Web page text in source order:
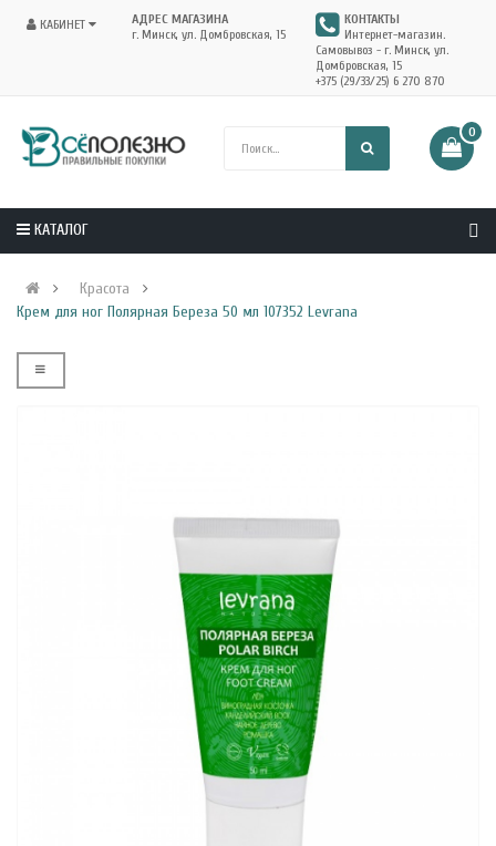
КАБИНЕТ
АДРЕС МАГАЗИНА
г. Минск, ул. Домбровская, 15
КОНТАКТЫ
Интернет-магазин.
Самовывоз - г. Минск, ул.
Домбровская, 15
+375 (29/33/25) 6 270 870
0
КАТАЛОГ
Красота
Крем для ног Полярная Береза 50 мл 107352 Levrana